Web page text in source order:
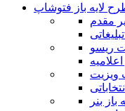
لایه باز فتوشاپ
مقدم
ریسو
ویزیت
بنر